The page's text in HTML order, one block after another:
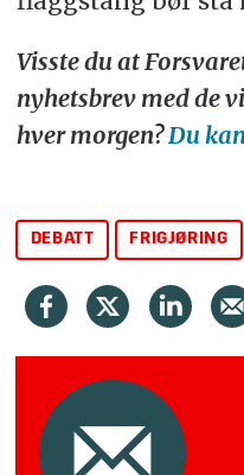
Visste du at
nyhetsbrev med de
hver morgen?Du
DEBATT FRIGJØRING